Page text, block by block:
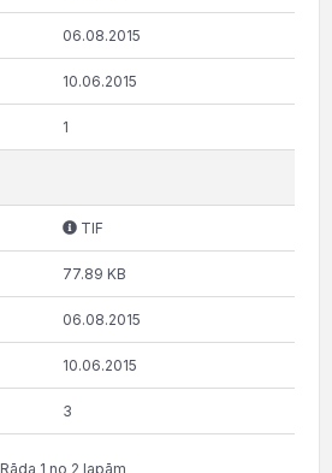
06.08.2015
10.06.2015
1
TIF
77.89 KB
06.08.2015
10.06.2015
3
Rāda 1 no 2 lapām